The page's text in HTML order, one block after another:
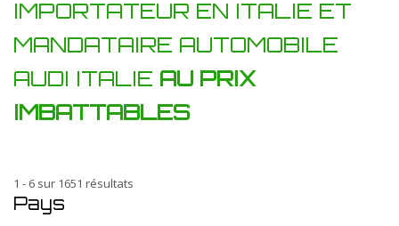
IMPORTATEUR EN ITALIE ET
MANDATAIRE AUTOMOBILE
AUDI ITALIE AU PRIX
IMBATTABLES
1 - 6 sur 1651 résultats
Pays